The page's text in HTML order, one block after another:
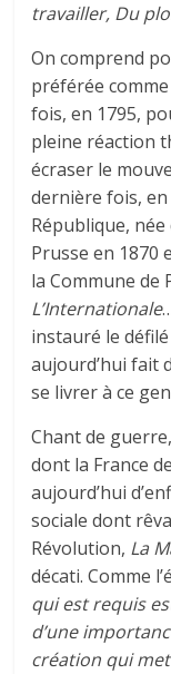
travailler, Du
On comprend
préférée
fois, en 1795,
pleine réaction
écraser le
dernière fois,
République,
Prusse en 1870
la Commune de
L’Internationale
instauré le
aujourd’hui fait
se livrer à ce
Chant de
dont la France
aujourd’hui
sociale dont
Révolution, La
décati. Comme
qui est requis
d’une
création qui